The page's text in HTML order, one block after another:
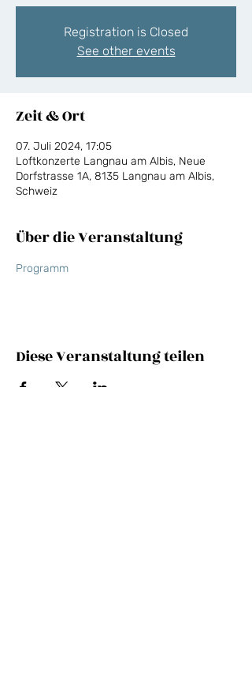
Registration is Closed
See other events
Zeit & Ort
07. Juli 2024, 17:05
Loftkonzerte Langnau am Albis, Neue
Dorfstrasse 1A, 8135 Langnau am Albis,
Schweiz
Über die Veranstaltung
Programm
Diese Veranstaltung teilen